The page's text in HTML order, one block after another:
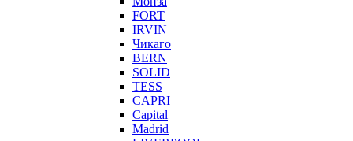
FORT
IRVIN
Чикаго
BERN
SOLID
TESS
CAPRI
Capital
Madrid